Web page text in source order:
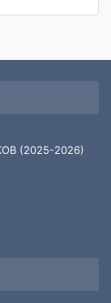
(2025-2026)